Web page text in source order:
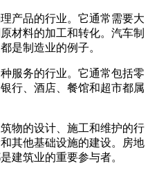
产品的行业。它通常需要大
材料的加工和转化。汽车制
是制造业的例子。
服务的行业。它通常包括零
行、酒店、餐馆和超市都属
物的设计、施工和维护的行
其他基础设施的建设。房地
建筑业的重要参与者。